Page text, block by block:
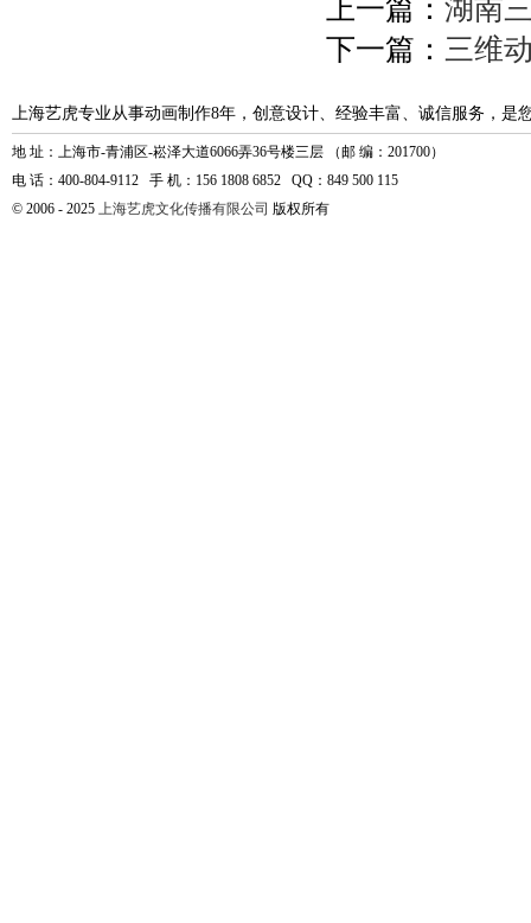
上一篇： 湖南
下一篇： 三维
上海艺虎专业从事动画制作8年，创意设计、经验丰富、诚信服务，是
地 址：上海市-青浦区-崧泽大道6066弄36号楼三层 （邮 编：201700）
电 话：400-804-9112 手 机：156 1808 6852 QQ：849 500 115
© 2006 - 2025 上海艺虎文化传播有限公司 版权所有